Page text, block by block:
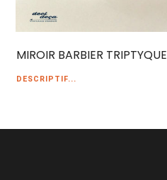
MIROIR BARBIER TRIPTYQUE
DESCRIPTIF...